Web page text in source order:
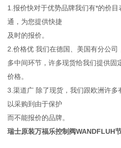
1.报价快对于优势品牌我们有*的价
通，为您提供快捷
及时的报价。
2.价格优 我们在德国、美国有分公
多中间环节，许多现货给我们提供固
价格。
3.渠道广 除了现货，我们跟欧洲许
以采购到由于保护
而不能报价的品牌。
瑞士原装万福乐控制阀WANDFLUH